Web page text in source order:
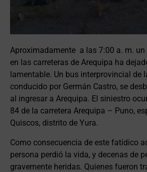
Aproximadamente a las 7:00 a. m.
en las carreteras de Arequipa ha
lamentable. Un bus interprovincial de
conducido por Germán Castro, se
al ingresar a Arequipa. El siniestro
84 de la carretera Arequipa – Puno,
Quiscos, distrito de Yura.
Como consecuencia de este fatídico
persona perdió la vida, y decenas de
gravemente heridas. Quienes fueron